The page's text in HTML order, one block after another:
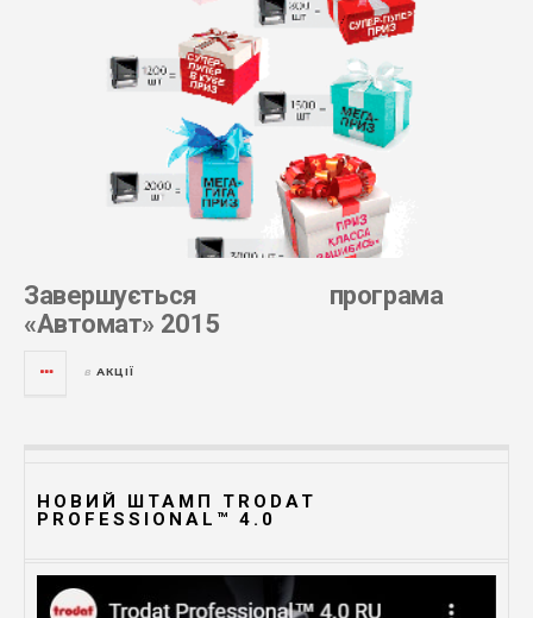
Завершується програма
«Автомат» 2015
в АКЦІЇ
НОВИЙ ШТАМП TRODAT
PROFESSIONAL™ 4.0